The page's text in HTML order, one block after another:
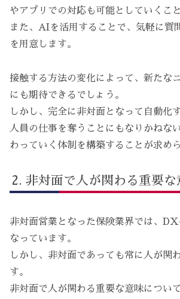
やアプリでの対応も可能としていくこ
また、AIを活用することで、気軽に質
を用意します。
接触する方法の変化によって、新たな
にも期待できるでしょう。
しかし、完全に非対面となって自動化
人員の仕事を奪うことにもなりかねな
わっていく体制を構築することが求め
非対面で人が関わる重要な
非対面営業となった保険業界では、
なっています。
しかし、非対面であっても常に人が関
す。
非対面で人が関わる重要な意味につい